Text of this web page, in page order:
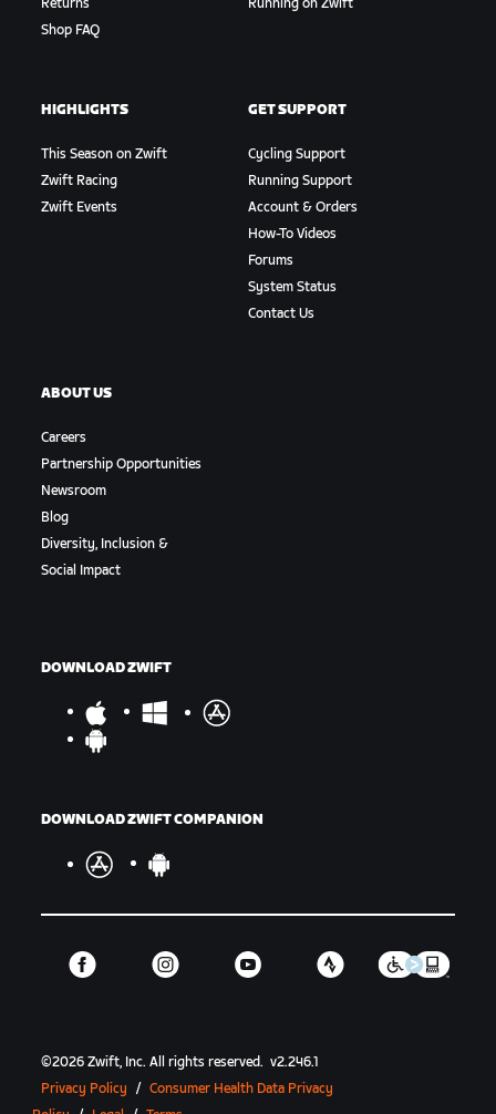
Returns
Shop FAQ
Running on Zwift
HIGHLIGHTS
This Season on Zwift
Zwift Racing
Zwift Events
GET SUPPORT
Cycling Support
Running Support
Account & Orders
How-To Videos
Forums
System Status
Contact Us
ABOUT US
Careers
Partnership Opportunities
Newsroom
Blog
Diversity, Inclusion &
Social Impact
DOWNLOAD ZWIFT
DOWNLOAD ZWIFT COMPANION
©2026 Zwift, Inc.All rights reserved. v2.246.1
Privacy Policy
/ Consumer Health Data Privacy